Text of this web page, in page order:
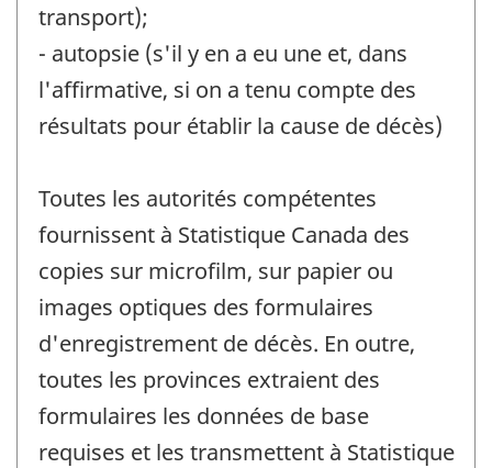
transport);
- autopsie (s'il y en a eu une et, dans
l'affirmative, si on a tenu compte des
résultats pour établir la cause de décès)
Toutes les autorités compétentes
fournissent à Statistique Canada des
copies sur microfilm, sur papier ou
images optiques des formulaires
d'enregistrement de décès. En outre,
toutes les provinces extraient des
formulaires les données de base
requises et les transmettent à Statistique